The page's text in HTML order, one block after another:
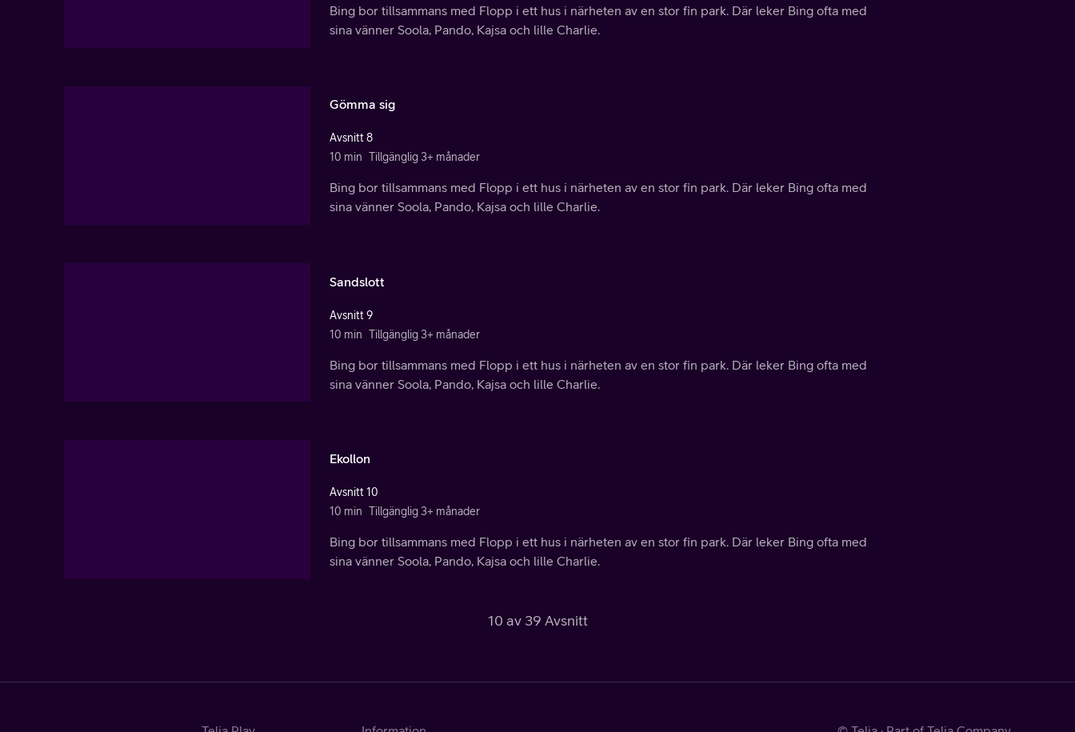
Bing bor tillsammans med Flopp i ett hus i närheten av en stor fin park. Där leker Bing ofta med
sina vänner Soola, Pando, Kajsa och lille Charlie.
Gömma sig
Avsnitt 8
10 min Tillgänglig 3+ månader
Bing bor tillsammans med Flopp i ett hus i närheten av en stor fin park. Där leker Bing ofta med
sina vänner Soola, Pando, Kajsa och lille Charlie.
Sandslott
Avsnitt 9
10 min Tillgänglig 3+ månader
Bing bor tillsammans med Flopp i ett hus i närheten av en stor fin park. Där leker Bing ofta med
sina vänner Soola, Pando, Kajsa och lille Charlie.
Ekollon
Avsnitt 10
10 min Tillgänglig 3+ månader
Bing bor tillsammans med Flopp i ett hus i närheten av en stor fin park. Där leker Bing ofta med
sina vänner Soola, Pando, Kajsa och lille Charlie.
10 av 39 Avsnitt